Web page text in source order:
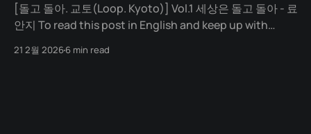
[돌고 돌아. 교토(Loop. Kyoto)] Vol.1 세상은 돌고 돌아 - 료
안지 To read this post in English and keep up with
년 전 "비오는 교토. 료안지에서 젖은 옷을 아랑곳하지 않고
21 2월 20266 min read